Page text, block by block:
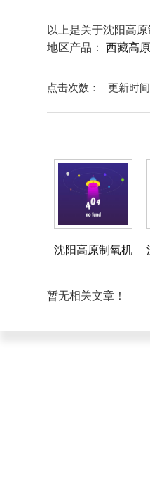
以上是关于沈阳高
地区产品： 西藏高
点击次数： 更新时
沈阳高原制氧机
暂无相关文章！